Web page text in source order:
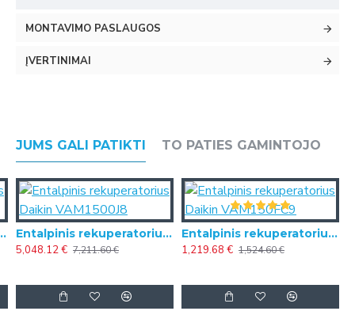
MONTAVIMO PASLAUGOS
ĮVERTINIMAI
JUMS GALI PATIKTI TO PATIES GAMINTOJO
Daikin VAM1000J8
Entalpinis rekuperatorius Daikin VAM1500J8
5,048.12 € 7,211.60 €
Entalpinis rekuperatorius Daikin VAM150FC9
1,219.68 € 1,524.60 €